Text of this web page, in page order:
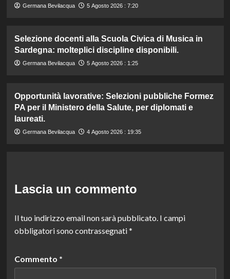
Germana Bevilacqua 5 Agosto 2026 : 7:20
Selezione docenti alla Scuola Civica di Musica in
Sardegna: molteplici discipline disponibili.
Germana Bevilacqua 5 Agosto 2026 : 1:25
Opportunità lavorative: Selezioni pubbliche Formez
PA per il Ministero della Salute, per diplomati e
laureati.
Germana Bevilacqua 4 Agosto 2026 : 19:35
Lascia un commento
Il tuo indirizzo email non sarà pubblicato. I campi
obbligatori sono contrassegnati*
Commento *